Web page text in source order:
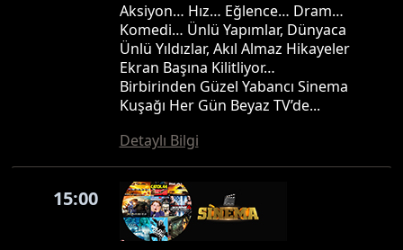
Aksiyon… Hız… Eğlence… Dram…
Komedi… Ünlü Yapımlar, Dünyaca
Ünlü Yıldızlar, Akıl Almaz Hikayeler
Ekran Başına Kilitliyor…
Birbirinden Güzel Yabancı Sinema
Kuşağı Her Gün Beyaz TV’de...
Detaylı Bilgi
15:00